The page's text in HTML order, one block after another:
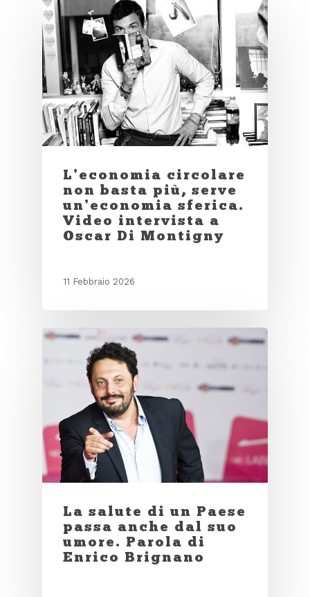
L’economia circolare
non basta più, serve
un’economia sferica.
Video intervista a
Oscar Di Montigny
11 Febbraio 2026
La salute di un Paese
passa anche dal suo
umore. Parola di
Enrico Brignano